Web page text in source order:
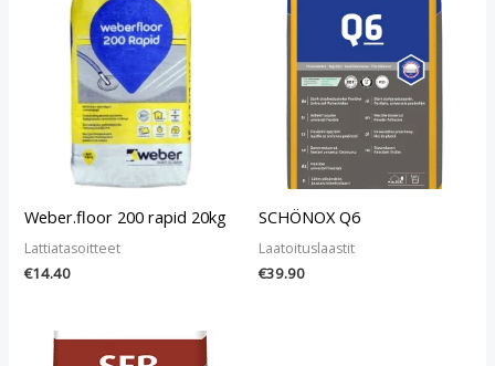
Weber.floor 200 rapid 20kg
Lattiatasoitteet
€14.40
SCHÖNOX Q6
Laatoituslaastit
€39.90